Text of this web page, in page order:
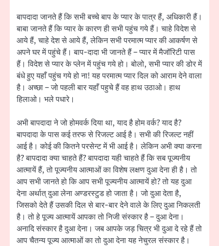
बापदादा जानते हैं कि सभी बच्चे बाप के प्यार के पात्र हैं, अधिकारी हैं।
बाबा जानते हैं कि प्यार के कारण ही सभी पहुंच गये हैं। चाहे विदेश से
आये हैं, चाहे देश से आये हैं, लेकिन सभी परमात्म प्यार की आकर्षण से
अपने घर में पहुंचे हैं। बाप-दादा भी जानते हैं – प्यार में मैजॉरिटी पास
हैं। विदेश से प्यार के प्लेन में पहुंच गये हो। बोलो, सभी प्यार की डोर में
बंधे हुए यहाँ पहुंच गये हो ना! यह परमात्म प्यार दिल को आराम देने वाला
है। अच्छा – जो पहली बार यहाँ पहुचे हैं वह हाथ उठाओ। हाथ
हिलाओ। भले पधारे।
अभी बापदादा ने जो होमवर्क दिया था, याद है होम वर्क? याद है?
बापदादा के पास कई तरफ से रिजल्ट आई है। सभी की रिजल्ट नहीं
आई है। कोई की कितने परसेन्ट में भी आई है। लेकिन अभी क्या करना
है? बापदादा क्या चाहते हैं? बापदादा यही चाहते हैं कि सब पूज्यनीय
आत्मायें हैं, तो पूज्यनीय आत्माओं का विशेष लक्षण दुआ देना ही है। तो
आप सभी जानते हो कि आप सभी पूज्यनीय आत्मायें हो? तो यह दुआ
देना अर्थात् दुआ लेना अण्डरस्टुड हो जाता है। जो दुआ देता है,
जिसको देते हैं उसकी दिल से बार-बार देने वाले के लिए दुआ निकलती
है। तो हे पूज्य आत्मायें आपका तो निजी संस्कार है – दुआ देना।
अनादि संस्कार है दुआ देना। जब आपके जड़ चित्र भी दुआ दे रहे हैं तो
आप चैतन्य पूज्य आत्माओं का तो दुआ देना यह नेचुरल संस्कार है।